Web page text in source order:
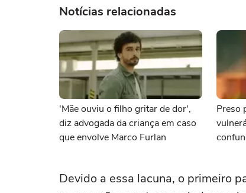
Notícias relacionadas
'Mãe ouviu o filho gritar de dor',
diz advogada da criança em caso
que envolve Marco Furlan
Preso
Devido a essa lacuna, o primeiro